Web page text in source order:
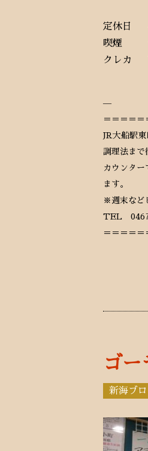
定休日
喫煙
クレカ
—
＝＝＝＝＝
JR大船駅
調理法まで
カウンタ
ます。
※週末など
TEL
＝＝＝＝＝
ゴー
新海ブロ